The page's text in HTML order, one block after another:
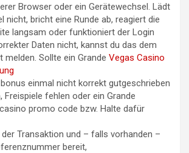
Browser oder ein Gerätewechsel. Lädt
nicht, bricht eine Runde ab, reagiert die
langsam oder funktioniert der Login
Daten nicht, kannst du das dem
melden. Sollte ein Grande Vegas Casino
einmal nicht korrekt gutgeschrieben
Freispiele fehlen oder ein Grande
promo code bzw. Halte dafür
Transaktion und – falls vorhanden –
bereit,